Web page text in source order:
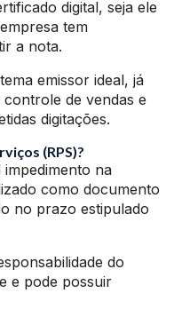
digital, seja ele
tem
a nota.
emissor ideal, já
de vendas e
digitações.
(RPS)?
na
como documento
no prazo estipulado
do
e pode possuir